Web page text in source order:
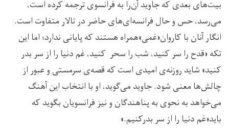
بیت‌های بعدی که جاوید آن‌را به فرانسوی ترجمه کرده است،
می‌رسد، حس و حال فرانسه‌ای‌های حاضر در تالار متفاوت است.
انگار آنان با کاروان«غمی»همراه هستند که پایانی ندارد؛ اما این
تکه «قدح را سر کنید، شب را سحر کنید، غم دنیا را از سر بدر
کنید» شاید روزنه‌ی امیدی است که قصه‌ی سرمستی و عبور از
چالش‌ها معنی شود. جاوید می‌گوید، او با انتخاب این آهنگ
می‌خواهد به نحوی به پناهند‌گان و نیز فرانسویان بگوید که
باید«غم دنیا را از سر بدرکنیم.»